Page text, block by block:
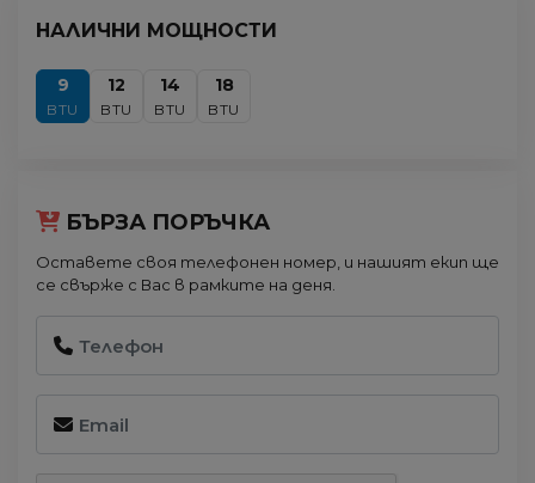
НАЛИЧНИ МОЩНОСТИ
9
BTU
12
BTU
14
BTU
18
BTU
БЪРЗА ПОРЪЧКА
Оставете своя телефонен номер, и нашият екип ще
се свърже с Вас в рамките на деня.